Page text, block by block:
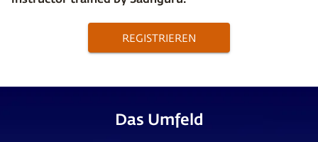
REGISTRIEREN
Das Umfeld